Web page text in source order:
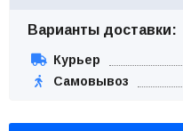
Варианты доставки:
Курьер
Самовывоз